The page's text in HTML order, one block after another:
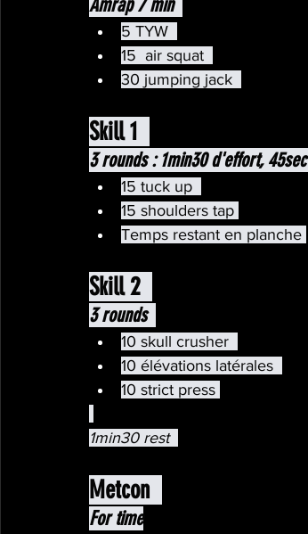
5 TYW
15  air squat
30 jumping jack
Skill 1
3 rounds : 1min30 d'effort,
15 tuck up
15 shoulders tap
Temps restant en planche
Skill 2
3 rounds
10 skull crusher
10 élévations latérales
10 strict press
1min30 rest
Metcon
For time